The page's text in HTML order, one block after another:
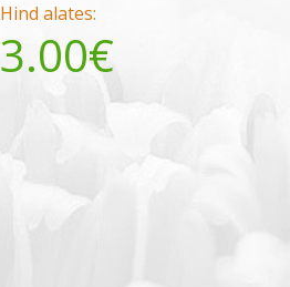
3.00€
Hind alates: